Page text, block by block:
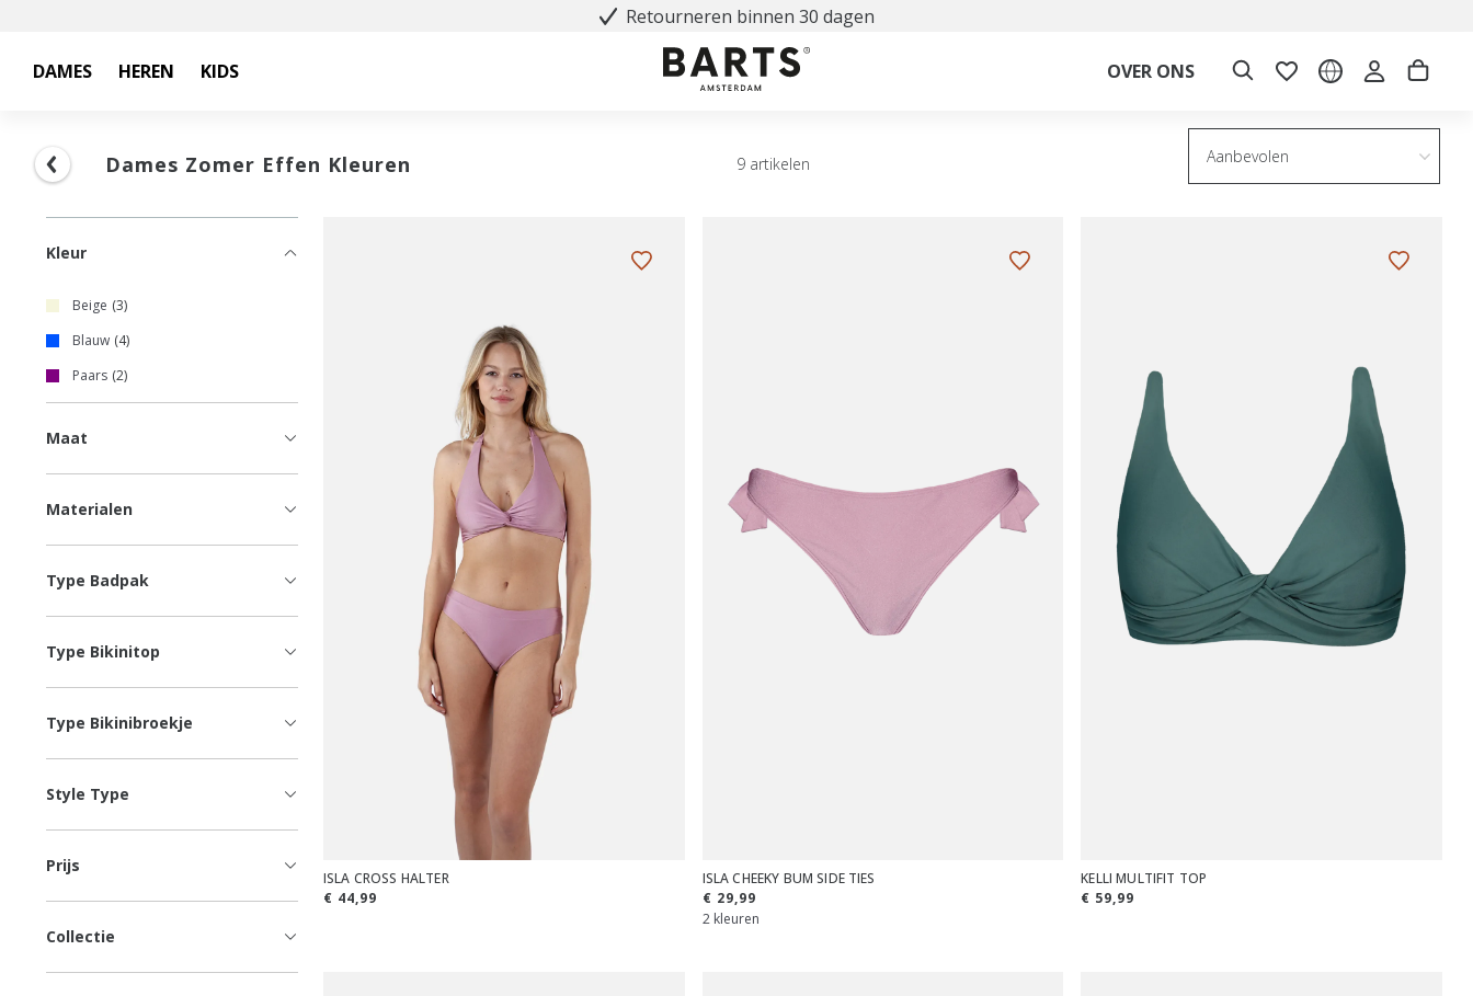
Retourneren binnen 30 dagen
DAMES HEREN KIDS OVER ONS
Dames Zomer Effen Kleuren 9 artikelen Aanbevolen
Kleur
Beige 3
Blauw 4
Paars 2
Maat
Materialen
Type Badpak
Type Bikinitop
Type Bikinibroekje
Style Type
Prijs
Collectie
ISLA CROSS HALTER
€ 44,99
ISLA CHEEKY BUM SIDE TIES
€ 29,99
2 kleuren
KELLI MULTIFIT TOP
€ 59,99